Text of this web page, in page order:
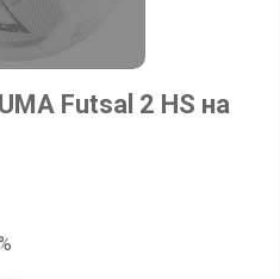
Futsal 2 HS на